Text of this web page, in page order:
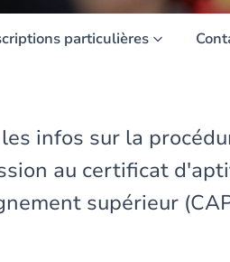
particulières
infos sur la
au certificat
supérieur